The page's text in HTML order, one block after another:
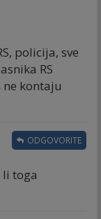
policija, sve
RS
kontaju
toga
ODGOVORITE